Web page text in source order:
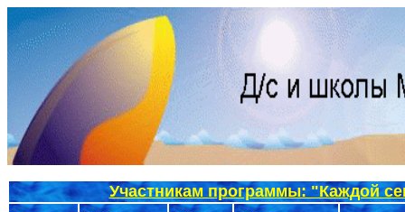
Участникам программы: "Каждой